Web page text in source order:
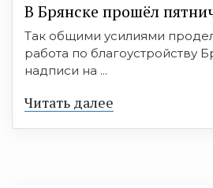
В Брянске прошёл
Так общими усилиями
работа по благоустройству
надписи на ...
Читать далее